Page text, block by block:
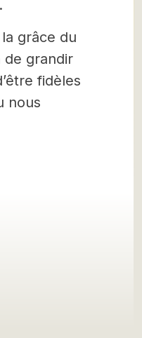
grâce du
de grandir
fidèles
nous